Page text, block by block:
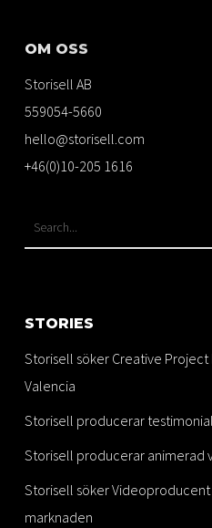
OM OSS
Storisell AB
559054-5660
hello@storisell.com
+46(0)10-205 1616
STORIES
Storisell söker Creative Project
Valencia
Storisell producerar
Storisell producerar animerad
Storisell söker
marknaden